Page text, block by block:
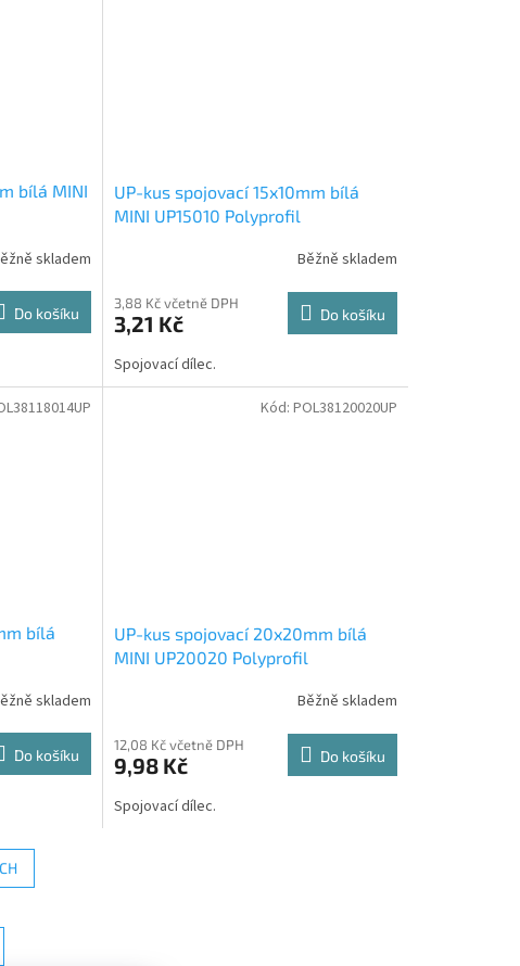
bílá MINI
skladem
Do košíku
UP-kus spojovací 15x10mm bílá
MINI UP15010 Polyprofil
Běžně skladem
3,88 Kč včetně DPH
3,21 Kč Do košíku
Spojovací dílec.
bílá
skladem
Do košíku
UP-kus spojovací 20x20mm bílá
MINI UP20020 Polyprofil
Běžně skladem
12,08 Kč včetně DPH
9,98 Kč Do košíku
Spojovací dílec.
Kód: POL38120020UP